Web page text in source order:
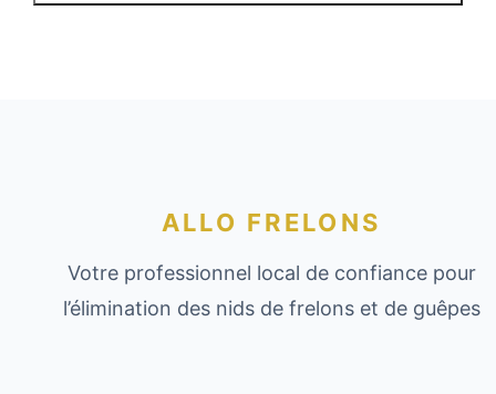
ALLO FRELONS
Votre professionnel local de confiance pour
l’élimination des nids de frelons et de guêpes